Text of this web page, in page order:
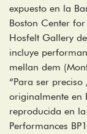
expuesto en la
Boston Center
Hosfelt Gallery
incluye
mellan dem
“Para ser
originalmente en
reproducida en
Performances